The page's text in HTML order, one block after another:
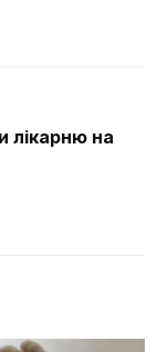
лікарню на